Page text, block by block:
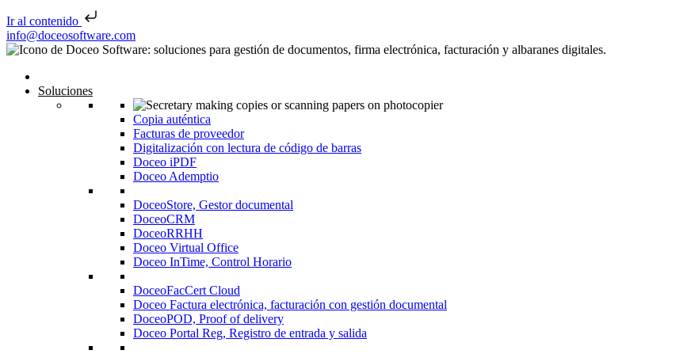
Ir al contenido
Saltar al contenido
info@doceosoftware.com
Navegación de entradas
Soluciones
Copia auténtica
Facturas de proveedor
Digitalización con lectura de código de barras
Doceo iPDF
Doceo Ademptio
DoceoStore, Gestor documental
DoceoCRM
DoceoRRHH
Doceo Virtual Office
Doceo InTime, Control Horario
DoceoFacCert Cloud
Doceo Factura electrónica, facturación con gestión documental
DoceoPOD, Proof of delivery
Doceo Portal Reg, Registro de entrada y salida